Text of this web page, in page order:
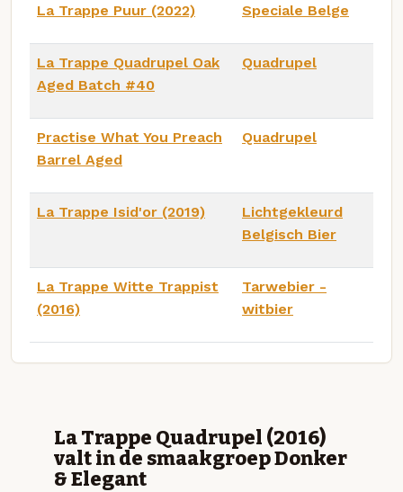
La Trappe Puur (2022) Speciale Belge
La Trappe Quadrupel Oak
Aged Batch #40
Quadrupel
Practise What You Preach
Barrel Aged
Quadrupel
La Trappe Isid'or (2019)
Lichtgekleurd
Belgisch Bier
La Trappe Witte Trappist
(2016)
Tarwebier -
witbier
La Trappe Quadrupel (2016)
valt in de smaakgroep Donker
& Elegant